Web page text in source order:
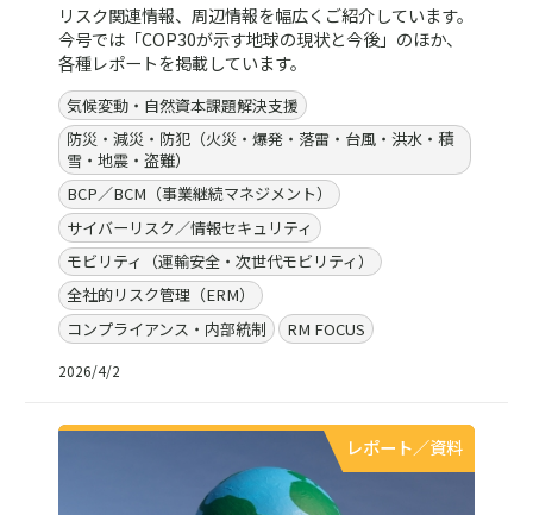
リスク関連情報、周辺情報を幅広くご紹介しています。
今号では「COP30が示す地球の現状と今後」のほか、
各種レポートを掲載しています。
気候変動・自然資本課題解決支援
防災・減災・防犯（火災・爆発・落雷・台風・洪水・積
雪・地震・盗難）
BCP／BCM（事業継続マネジメント）
サイバーリスク／情報セキュリティ
モビリティ（運輸安全・次世代モビリティ）
全社的リスク管理（ERM）
コンプライアンス・内部統制
RM FOCUS
2026/4/2
レポート／資料